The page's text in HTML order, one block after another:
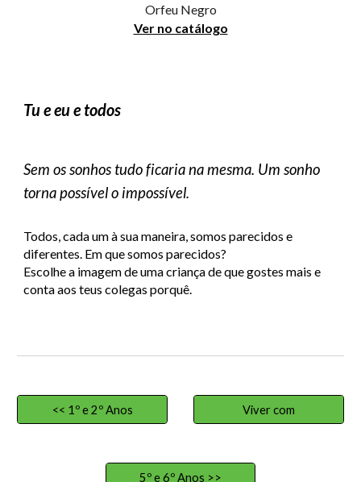
Orfeu Negro
Ver no catálogo
Tu e eu e todos
Sem os sonhos tudo ficaria na mesma. Um sonho
torna possível o impossível.
Todos, cada um à sua maneira, somos parecidos e
diferentes. Em que somos parecidos?
Escolhe a imagem de uma criança de que gostes mais e
conta aos teus colegas porquê.
<< 1º e 2º Anos Viver com
5º e 6º Anos >>